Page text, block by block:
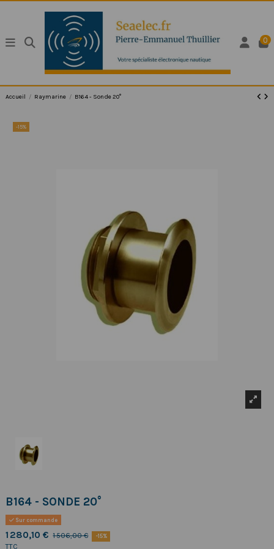
0
Accueil Raymarine B164 - Sonde 20°
-15%
B164 - SONDE 20°
Sur commande
1 280,10 € 1 506,00 € -15%
TTC